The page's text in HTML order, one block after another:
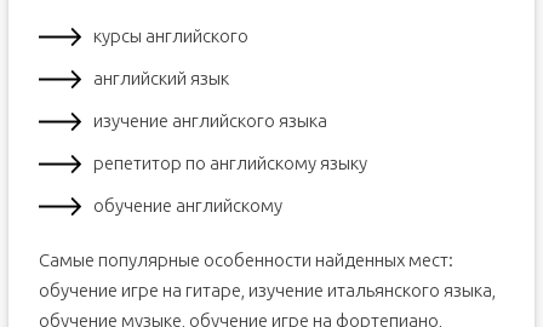
курсы английского
английский язык
изучение английского языка
репетитор по английскому языку
обучение английскому
Самые популярные особенности найденных мест:
обучение игре на гитаре, изучение итальянского языка,
обучение музыке, обучение игре на фортепиано,